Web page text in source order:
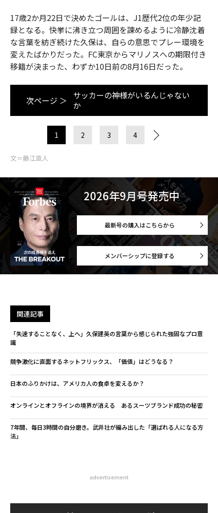
17歳2か月22日で決めたゴールは、J1歴代2位の年少記
録となる。快挙に沸き立つ周囲を諫めるように冷静沈着
な言葉を紡ぎ続けた久保は、自らの意思でプレー環境を
変えたばかりだった。FC東京からマリノスへの期限付き
移籍が決まった、わずか10日前の8月16日だった。
次ページ ＞
サッカーの神様がいるんじゃない
か
1 2 3 4
文＝藤江直人
2026年9月号発売中
最新号の購入はこちらから
メンバーシップに登録する
関連記事
「失速することなく、上へ」久保建英の言葉から感じられた強固なプロ意
識
競争激化に直面するネットフリックス、「価値」はどうなる？
日本のふりかけは、アメリカ人の食卓を変えるか？
オンラインとオフラインの境界が消える あるスーツブランド成功の秘密
7年間、毎日3時間の自分磨き。武井壮が編み出した「選ばれる人になる方
法」
advertisement